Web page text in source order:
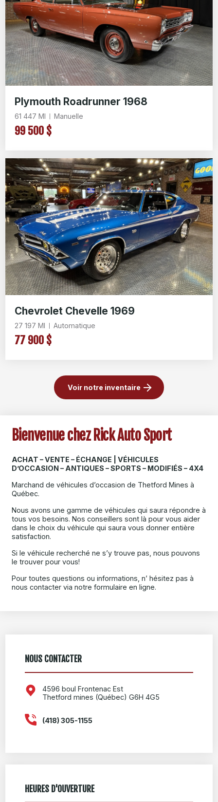
Plymouth Roadrunner 1968
61 447 Ml Manuelle
99 500 $
Chevrolet Chevelle 1969
27 197 Ml Automatique
77 900 $
Voir notre inventaire
Bienvenue chez Rick Auto Sport
ACHAT – VENTE – ÉCHANGE | VÉHICULES
D’OCCASION – ANTIQUES – SPORTS – MODIFIÉS – 4X4
Marchand de véhicules d’occasion de Thetford Mines à
Québec.
Nous avons une gamme de véhicules qui saura répondre à
tous vos besoins. Nos conseillers sont là pour vous aider
dans le choix du véhicule qui saura vous donner entière
satisfaction.
Si le véhicule recherché ne s’y trouve pas, nous pouvons
le trouver pour vous!
Pour toutes questions ou informations, n’ hésitez pas à
nous contacter via notre formulaire en ligne.
NOUS CONTACTER
4596 boul Frontenac Est
Thetford mines (Québec) G6H 4G5
(418) 305-1155
HEURES D'OUVERTURE